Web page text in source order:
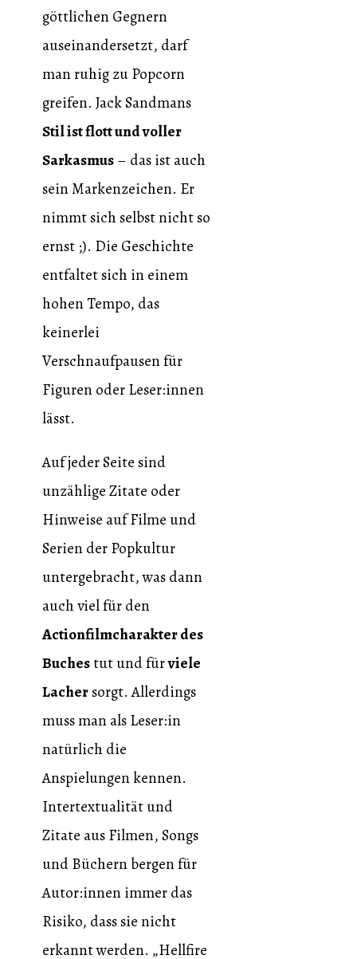
göttlichen Gegnern
auseinandersetzt, darf
man ruhig zu Popcorn
greifen. Jack Sandmans
Stil ist flott und voller
Sarkasmus– das ist auch
sein Markenzeichen. Er
nimmt sich selbst nicht so
ernst ;). Die Geschichte
entfaltet sich in einem
hohen Tempo, das
keinerlei
Verschnaufpausen für
Figuren oder Leser:innen
lässt.
Auf jeder Seite sind
unzählige Zitate oder
Hinweise auf Filme und
Serien der Popkultur
untergebracht, was dann
auch viel für den
Actionfilmcharakter des
Buchestut und fürviele
Lachersorgt. Allerdings
muss man als Leser:in
natürlich die
Anspielungen kennen.
Intertextualität und
Zitate aus Filmen, Songs
und Büchern bergen für
Autor:innen immer das
Risiko, dass sie nicht
erkannt werden. „Hellfire